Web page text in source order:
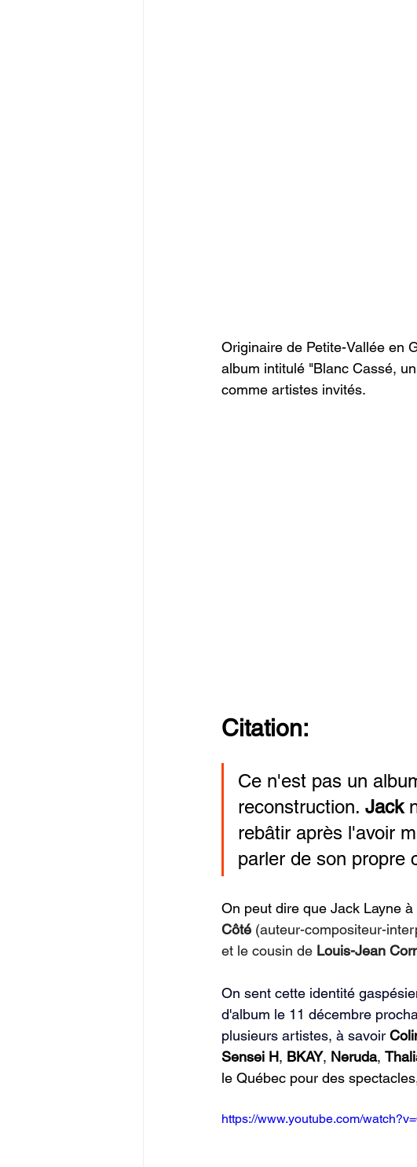
Originaire de Petite-Vallée en
album intitulé "Blanc Cassé,
comme artistes invités.
Citation:
Ce n'est pas un
reconstruction. Jack
rebâtir après l'avoir
parler de son propre
On peut dire que Jack Layne
Côté (auteur-compositeur-
et le cousin de Louis-Jean
On sent cette identité
d'album le 11 décembre
plusieurs artistes, à savoir
Sensei H, BKAY, Neruda,
le Québec pour des
https://www.youtube.com/